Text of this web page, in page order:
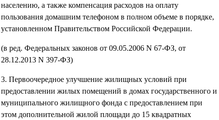
населению, а также компенсация расходов на оплату
пользования домашним телефоном в полном объеме в порядке,
установленном Правительством Российской Федерации.
(в ред. Федеральных законов от 09.05.2006 N 67-ФЗ, от
28.12.2013 N 397-ФЗ)
3. Первоочередное улучшение жилищных условий при
предоставлении жилых помещений в домах государственного и
муниципального жилищного фонда с предоставлением при
этом дополнительной жилой площади до 15 квадратных